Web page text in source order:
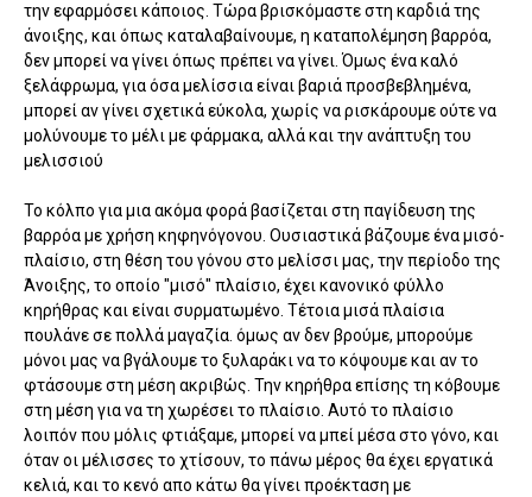
την εφαρμόσει κάποιος. Τώρα βρισκόμαστε στη καρδιά της
άνοιξης, και όπως καταλαβαίνουμε, η καταπολέμηση βαρρόα,
δεν μπορεί να γίνει όπως πρέπει να γίνει. Όμως ένα καλό
ξελάφρωμα, για όσα μελίσσια είναι βαριά προσβεβλημένα,
μπορεί αν γίνει σχετικά εύκολα, χωρίς να ρισκάρουμε ούτε να
μολύνουμε το μέλι με φάρμακα, αλλά και την ανάπτυξη του
μελισσιού
Το κόλπο για μια ακόμα φορά βασίζεται στη παγίδευση της
βαρρόα με χρήση κηφηνόγονου. Ουσιαστικά βάζουμε ένα μισό-
πλαίσιο, στη θέση του γόνου στο μελίσσι μας, την περίοδο της
Άνοιξης, το οποίο "μισό" πλαίσιο, έχει κανονικό φύλλο
κηρήθρας και είναι συρματωμένο. Τέτοια μισά πλαίσια
πουλάνε σε πολλά μαγαζία. όμως αν δεν βρούμε, μπορούμε
μόνοι μας να βγάλουμε το ξυλαράκι να το κόψουμε και αν το
φτάσουμε στη μέση ακριβώς. Την κηρήθρα επίσης τη κόβουμε
στη μέση για να τη χωρέσει το πλαίσιο. Αυτό το πλαίσιο
λοιπόν που μόλις φτιάξαμε, μπορεί να μπεί μέσα στο γόνο, και
όταν οι μέλισσες το χτίσουν, το πάνω μέρος θα έχει εργατικά
κελιά, και το κενό απο κάτω θα γίνει προέκταση με